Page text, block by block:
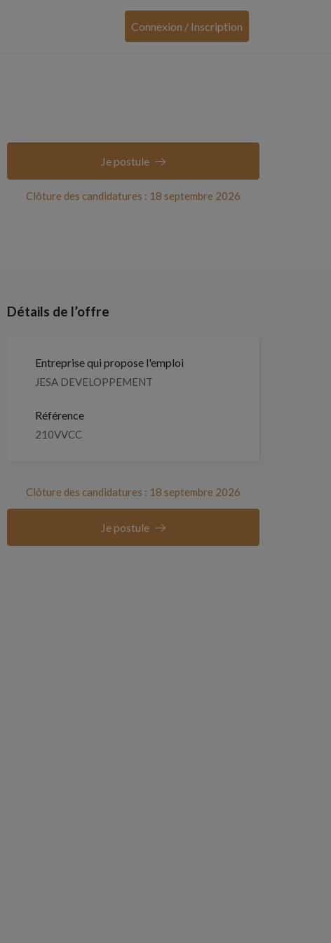
Connexion / Inscription
Clôture des candidatures : 18 septembre 2026
Je postule
Détails de l’offre
Entreprise qui propose l'emploi
JESA DEVELOPPEMENT
Référence
210VVCC
Clôture des candidatures : 18 septembre 2026
Je postule